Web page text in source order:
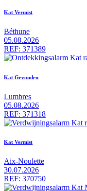
Kat Vermist
Béthune
05.08.2026
REF: 371389
Kat Gevonden
Lumbres
05.08.2026
REF: 371318
Kat Vermist
Aix-Noulette
30.07.2026
REF: 370750